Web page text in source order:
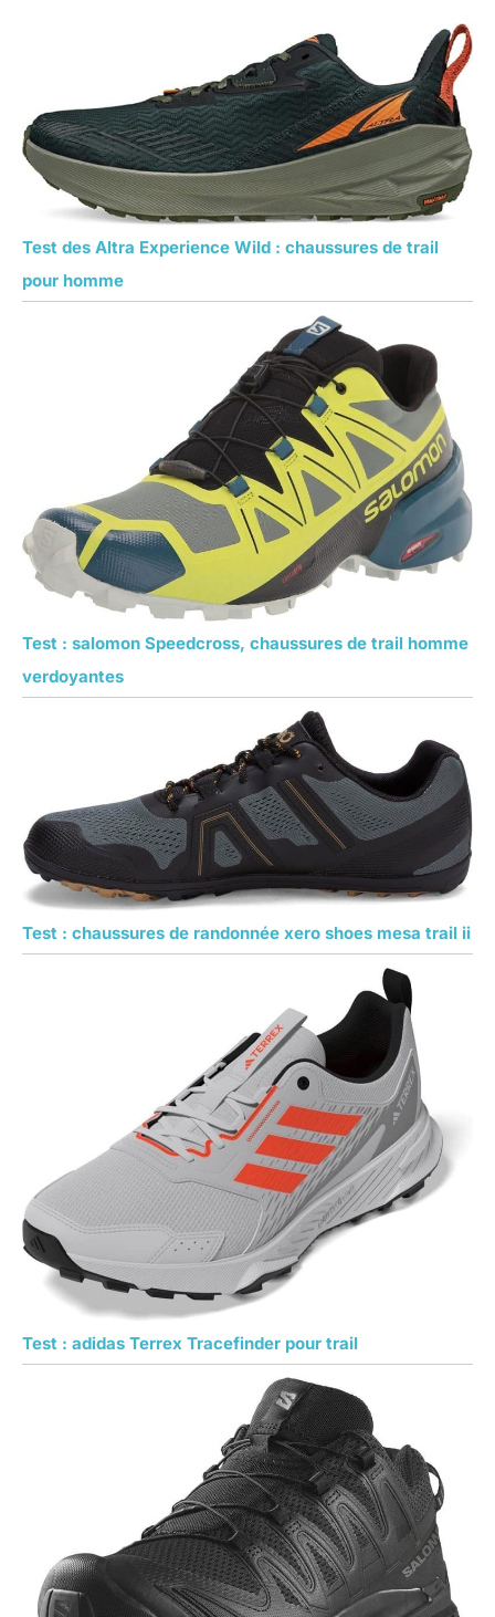
Test des Altra Experience Wild : chaussures de trail
pour homme
Test : salomon Speedcross, chaussures de trail homme
verdoyantes
Test : chaussures de randonnée xero shoes mesa trail ii
Test : adidas Terrex Tracefinder pour trail